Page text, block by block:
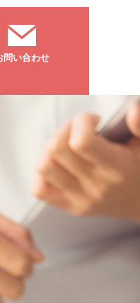
問い合わせ